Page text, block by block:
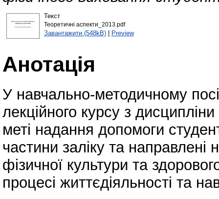
Текст
Теоретичні аспекти_2013.pdf
Завантажити (548kB)| Preview
Анотація
У навчально-методичному
лекційного курсу з
меті надання допомоги
частини заліку та
фізичної культури та
процесі життєдіяльності та